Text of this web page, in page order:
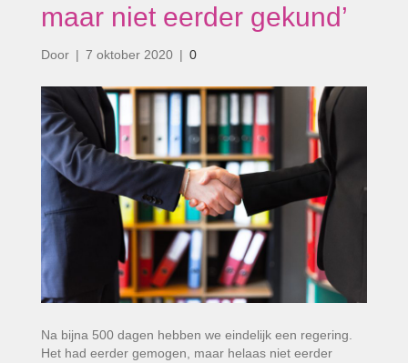
maar niet eerder gekund’
Door | 7 oktober 2020 | 0
Na bijna 500 dagen hebben we eindelijk een regering.
Het had eerder gemogen, maar helaas niet eerder